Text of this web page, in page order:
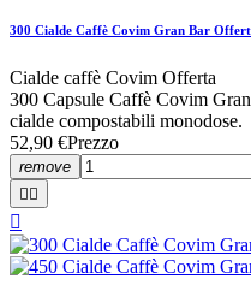
300 Cialde Caffè Covim Gran Bar
Cialde caffè Covim Offerta
300 Capsule Caffè Covim
cialde compostabili monodose.
52,90 €Prezzo
remove
 
